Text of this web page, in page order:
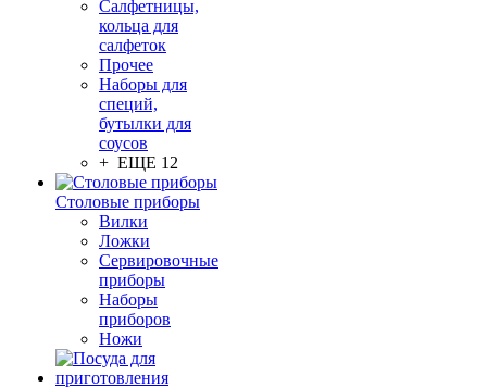
Салфетницы,
кольца для
салфеток
Прочее
Наборы для
специй,
бутылки для
соусов
+ ЕЩЕ 12
Столовые приборы
Вилки
Ложки
Сервировочные
приборы
Наборы
приборов
Ножи